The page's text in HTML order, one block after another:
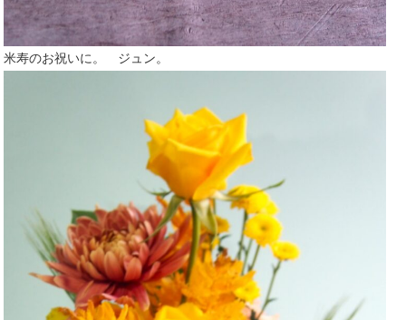
米寿のお祝いに。 ジュン。